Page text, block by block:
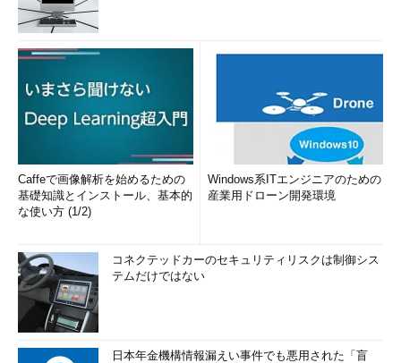
Caffeで画像解析を始めるための
基礎知識とインストール、基本的
な使い方 (1/2)
Windows系ITエンジニアのための
産業用ドローン開発環境
コネクテッドカーのセキュリティリスクは制御シス
テムだけではない
日本年金機構情報漏えい事件でも悪用された「盲